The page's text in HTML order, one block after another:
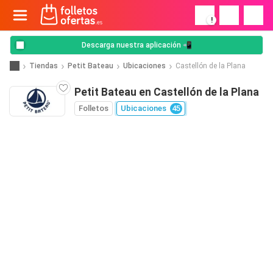
!
Descarga nuestra aplicación 📲
Tiendas Petit Bateau Ubicaciones Castellón de la Plana
Petit Bateau en Castellón de la Plana
Folletos Ubicaciones 45